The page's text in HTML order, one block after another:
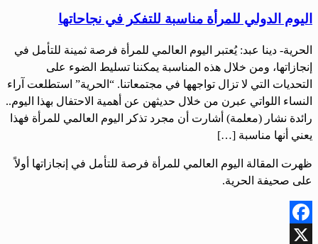
اليوم الدولي للمرأة مناسبة للتفكر في نجاحاتها
الحرية- دينا عبد: يُعتبر اليوم العالمي للمرأة فرصة ثمينة للتأمل في
إنجازاتها، ومن خلال هذه المناسبة يمكننا تسليط الضوء على
التحديات التي لا تزال تواجهها في مجتمعاتنا. “الحرية” استطلعت آراء
النساء اللواتي عبرن من خلال حديثهن عن أهمية الاحتفال بهذا اليوم..
رائدة نشار (معلمة) أشارت أن مجرد تذكر اليوم العالمي للمرأة فهذا
يعني أنها مناسبة […]
ظهرت المقالة اليوم العالمي للمرأة فرصة للتأمل في إنجازاتها أولاً
على صحيفة الحرية.
Facebook